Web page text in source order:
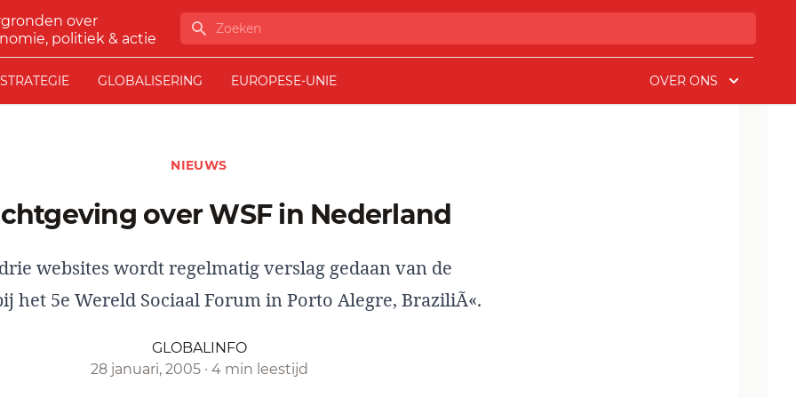
over
politiek & actie
Zoeken
STRATEGIE GLOBALISERING EUROPESE-UNIE OVER ONS
NIEUWS
over WSF in Nederland
websites wordt regelmatig verslag gedaan van de
het 5e Wereld Sociaal Forum in Porto Alegre, BraziliÃ«.
GLOBALINFO
28 januari, 2005 · 4 min leestijd